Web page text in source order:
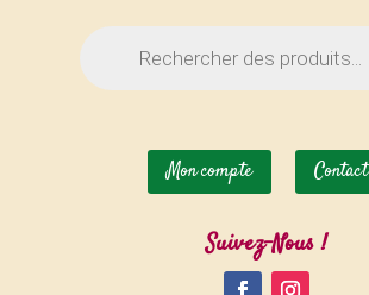
Recherche
de
produits
Mon compte Contact
Suivez-Nous !